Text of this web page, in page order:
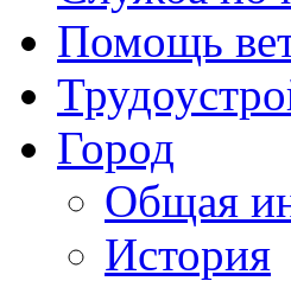
Помощь
Город
Общая
История